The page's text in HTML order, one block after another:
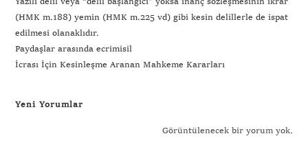
(HMK m.188) yemin (HMK m.225 vd) gibi kesin delillerle de ispat
edilmesi olanaklıdır.
Paydaşlar arasında ecrimisil
İcrası İçin Kesinleşme Aranan Mahkeme Kararları
Yeni Yorumlar
Görüntülenecek bir yorum yok.